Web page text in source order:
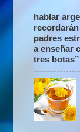
hablar
padres
a enseñar
tres